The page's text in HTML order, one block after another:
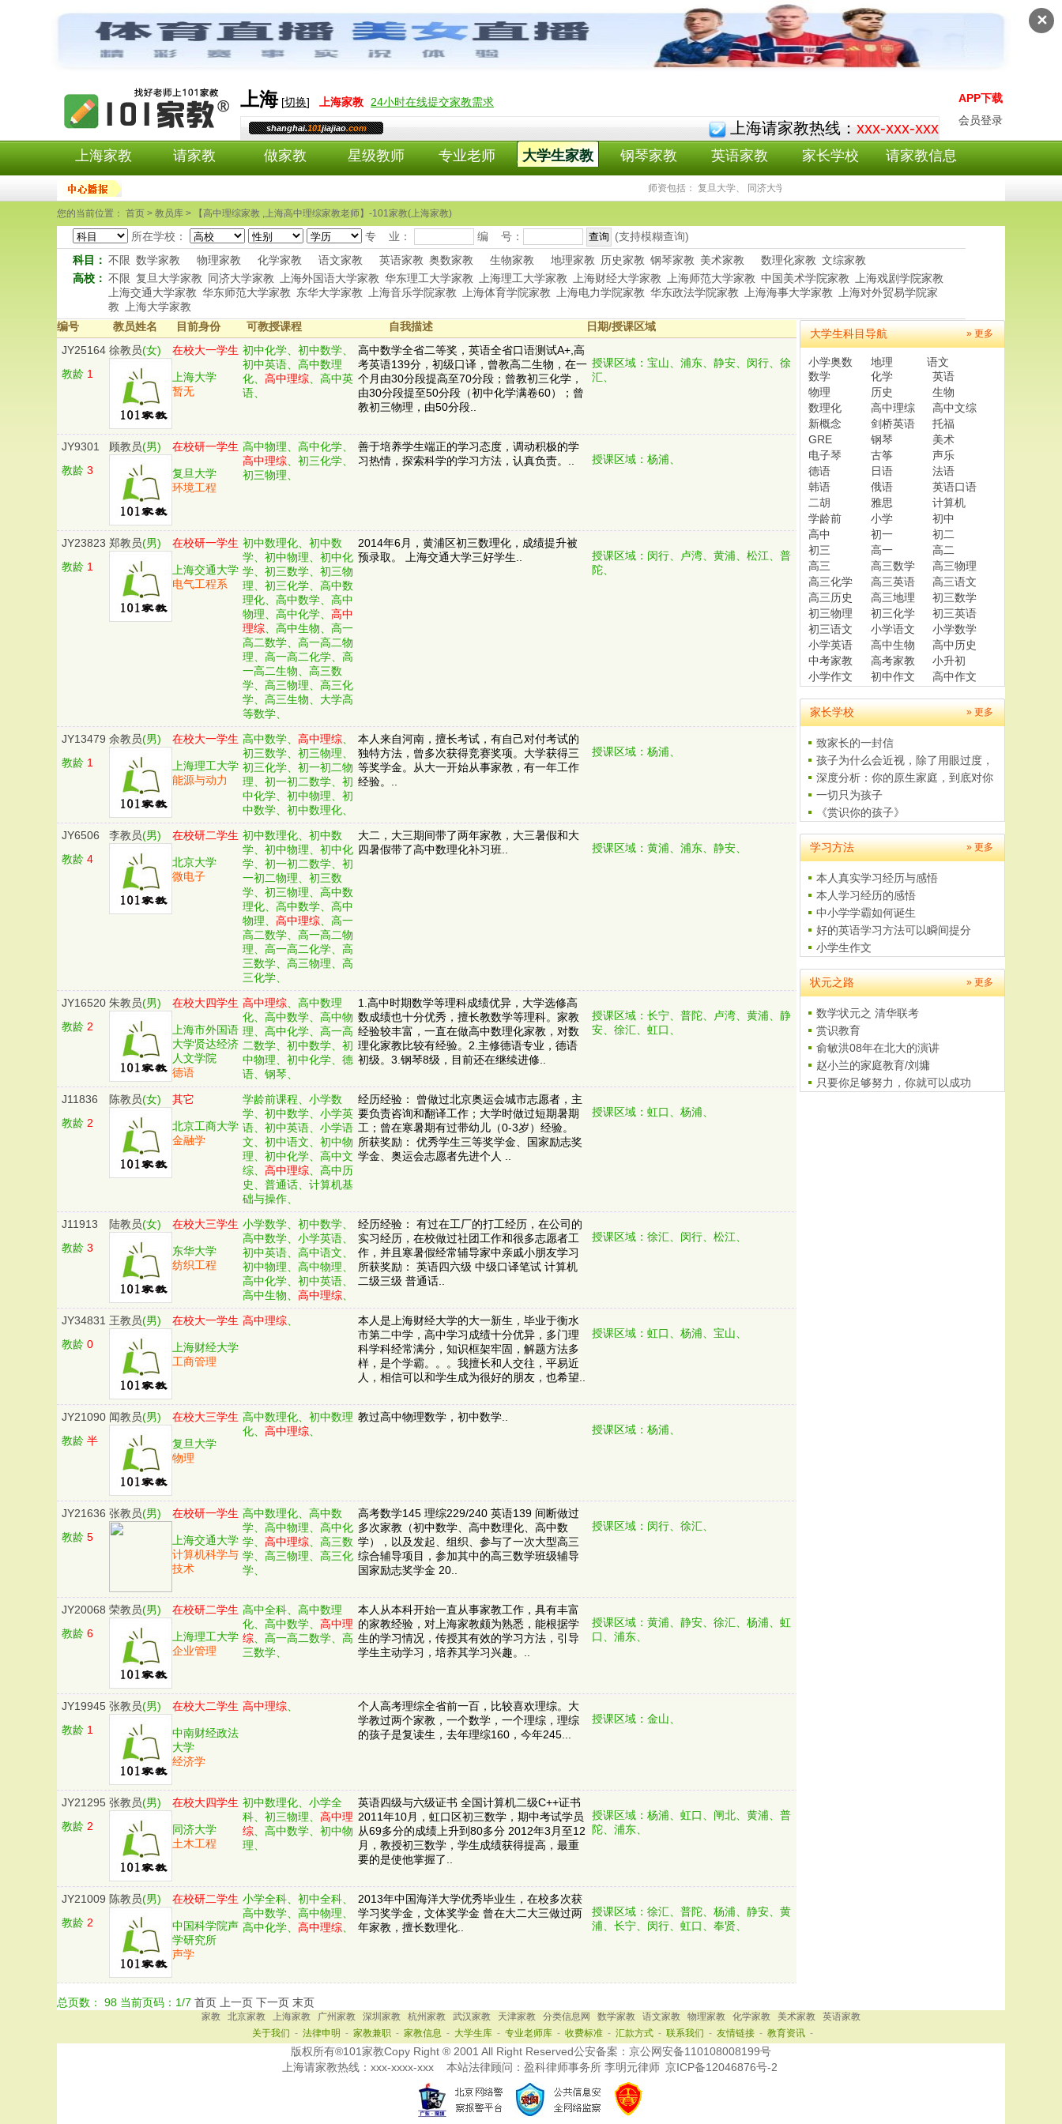
✕
上海[切换] 上海家教 24小时在线提交家教需求
shanghai.101jiajiao.com 上海请家教热线： xxx-xxx-xxx
APP下载
会员登录
上海家教 请家教 做家教 星级教师 专业老师 大学生家教 钢琴家教 英语家教 家长学校 请家教信息
师资包括： 复旦大学、 同济大学、上海外国语大学等上海101家教为您提供高中理综家教,拥有众
您的当前位置： 首页 > 教员库 > 【高中理综家教 ,上海高中理综家教老师】-101家教(上海家教)
所在学校： 专 业： 编 号：
(支持模糊查询)
科目： 不限 数学家教 物理家教 化学家教 语文家教 英语家教 奥数家教 生物家教 地理家教 历史家教 钢琴家教 美术家教 数理化家教 文综家教
高校： 不限 复旦大学家教 同济大学家教 上海外国语大学家教 华东理工大学家教 上海理工大学家教 上海财经大学家教 上海师范大学家教 中国美术学院家教
上海戏剧学院家教
上海交通大学家教 华东师范大学家教 东华大学家教 上海音乐学院家教 上海体育学院家教 上海电力学院家教 华东政法学院家教 上海海事大学家教
上海对外贸易学院家
教
上海大学家教
编号
教员姓名 目前身份 可教授课程 自我描述
日期/授课区域
JY25164
教龄 1
徐教员(女) 在校大一学生
上海大学
暂无
初中化学、初中数学、
初中英语、高中数理
化、 高中理综 、高中英
语、
高中数学全省二等奖，英语全省口语测试A+,高
考英语139分，初级口译，曾教高二生物，在一
个月由30分段提高至70分段；曾教初三化学，
由30分段提至50分段（初中化学满卷60）；曾
教初三物理，由50分段..
授课区域：宝山、浦东、静安、闵行、徐
汇、
JY9301
教龄 3
顾教员(男) 在校研一学生
复旦大学
环境工程
高中物理、高中化学、
高中理综 、初三化学、
初三物理、
善于培养学生端正的学习态度，调动积极的学
习热情，探索科学的学习方法，认真负责。..
授课区域：杨浦、
JY23823
教龄 1
郑教员(男) 在校研一学生
上海交通大学
电气工程系
初中数理化、初中数
学、初中物理、初中化
学、初三数学、初三物
理、初三化学、高中数
理化、高中数学、高中
物理、高中化学、 高中
理综 、高中生物、高一
高二数学、高一高二物
理、高一高二化学、高
一高二生物、高三数
学、高三物理、高三化
学、高三生物、大学高
等数学、
2014年6月，黄浦区初三数理化，成绩提升被
预录取。 上海交通大学三好学生..
授课区域：闵行、卢湾、黄浦、松江、普
陀、
JY13479
教龄 1
余教员(男) 在校大一学生
上海理工大学
能源与动力
高中数学、 高中理综
初三数学、初三物理、
初三化学、初一初二物
理、初一初二数学、初
中化学、初中物理、初
中数学、初中数理化、
本人来自河南，擅长考试，有自己对付考试的
独特方法，曾多次获得竞赛奖项。大学获得三
等奖学金。从大一开始从事家教，有一年工作
经验。..
授课区域：杨浦、
JY6506
教龄 4
李教员(男) 在校研二学生
北京大学
微电子
初中数理化、初中数
学、初中物理、初中化
学、初一初二数学、初
一初二物理、初三数
学、初三物理、高中数
理化、高中数学、高中
物理、 高中理综 、高一
高二数学、高一高二物
理、高一高二化学、高
三数学、高三物理、高
三化学、
大二，大三期间带了两年家教，大三暑假和大
四暑假带了高中数理化补习班..
授课区域：黄浦、浦东、静安、
JY16520
教龄 2
朱教员(男) 在校大四学生
上海市外国语
大学贤达经济
人文学院
德语
高中理综 、高中数理
化、高中数学、高中物
理、高中化学、高一高
二数学、初中数学、初
中物理、初中化学、德
语、钢琴、
1.高中时期数学等理科成绩优异，大学选修高
数成绩也十分优秀，擅长教数学等理科。家教
经验较丰富，一直在做高中数理化家教，对数
理化家教比较有经验。2.主修德语专业，德语
初级。3.钢琴8级，目前还在继续进修..
授课区域：长宁、普陀、卢湾、黄浦、静
安、徐汇、虹口、
J11836
教龄 2
陈教员(女) 其它
北京工商大学
金融学
学龄前课程、小学数
学、初中数学、小学英
语、初中英语、小学语
文、初中语文、初中物
理、初中化学、高中文
综、 高中理综 、高中历
史、普通话、计算机基
础与操作、
经历经验： 曾做过北京奥运会城市志愿者，主
要负责咨询和翻译工作；大学时做过短期暑期
工；曾在寒暑期有过带幼儿（0-3岁）经验。
所获奖励： 优秀学生三等奖学金、国家励志奖
学金、奥运会志愿者先进个人 ..
授课区域：虹口、杨浦、
J11913
教龄 3
陆教员(女) 在校大三学生
东华大学
纺织工程
小学数学、初中数学、
高中数学、小学英语、
初中英语、高中语文、
初中物理、高中物理、
高中化学、初中英语、
高中生物、 高中理综
经历经验： 有过在工厂的打工经历，在公司的
实习经历，在校做过社团工作和很多志愿者工
作，并且寒暑假经常辅导家中亲戚小朋友学习
所获奖励： 英语四六级 中级口译笔试 计算机
二级三级 普通话..
授课区域：徐汇、闵行、松江、
JY34831
教龄 0
王教员(男) 在校大一学生
上海财经大学
工商管理
高中理综
本人是上海财经大学的大一新生，毕业于衡水
市第二中学，高中学习成绩十分优异，多门理
科学科经常满分，知识框架牢固，解题方法多
样，是个学霸。。。我擅长和人交往，平易近
人，相信可以和学生成为很好的朋友，也希望..
授课区域：虹口、杨浦、宝山、
JY21090
教龄 半
闻教员(男) 在校大三学生
复旦大学
物理
高中数理化、初中数理
化、 高中理综
教过高中物理数学，初中数学..
授课区域：杨浦、
JY21636
教龄 5
张教员(男) 在校研一学生
上海交通大学
计算机科学与
技术
高中数理化、高中数
学、高中物理、高中化
学、 高中理综 、高三数
学、高三物理、高三化
学、
高考数学145 理综229/240 英语139 间断做过
多次家教（初中数学、高中数理化、高中数
学），以及发起、组织、参与了一次大型高三
综合辅导项目，参加其中的高三数学班级辅导
国家励志奖学金 20..
授课区域：闵行、徐汇、
JY20068
教龄 6
荣教员(男) 在校研二学生
上海理工大学
企业管理
高中全科、高中数理
化、高中数学、 高中理
综 、高一高二数学、高
三数学、
本人从本科开始一直从事家教工作，具有丰富
的家教经验，对上海家教颇为熟悉，能根据学
生的学习情况，传授其有效的学习方法，引导
学生主动学习，培养其学习兴趣。..
授课区域：黄浦、静安、徐汇、杨浦、虹
口、浦东、
JY19945
教龄 1
张教员(男) 在校大二学生
中南财经政法
大学
经济学
高中理综
个人高考理综全省前一百，比较喜欢理综。大
学教过两个家教，一个数学，一个理综，理综
的孩子是复读生，去年理综160，今年245...
授课区域：金山、
JY21295
教龄 2
张教员(男) 在校大四学生
同济大学
土木工程
初中数理化、小学全
科、初三物理、 高中理
综 、高中数学、初中物
理、
英语四级与六级证书 全国计算机二级C++证书
2011年10月，虹口区初三数学，期中考试学员
从69多分的成绩上升到80多分 2012年3月至12
月，教授初三数学，学生成绩获得提高，最重
要的是使他掌握了..
授课区域：杨浦、虹口、闸北、黄浦、普
陀、浦东、
JY21009
教龄 2
陈教员(男) 在校研二学生
中国科学院声
学研究所
声学
小学全科、初中全科、
高中数学、高中物理、
高中化学、 高中理综
2013年中国海洋大学优秀毕业生，在校多次获
学习奖学金，文体奖学金 曾在大二大三做过两
年家教，擅长数理化..
授课区域：徐汇、普陀、杨浦、静安、黄
浦、长宁、闵行、虹口、奉贤、
总页数： 98 当前页码： 1/7 首页 上一页 下一页 末页
» 更多
大学生科目导航
小学奥数 地理
语文
数学
化学
英语
物理
历史
生物
数理化
高中理综
高中文综
新概念
剑桥英语
托福
GRE
钢琴
美术
电子琴
古筝
声乐
德语
日语
法语
韩语
俄语
英语口语
二胡
雅思
计算机
学龄前
小学
初中
高中
初一
初二
初三
高一
高二
高三
高三数学
高三物理
高三化学
高三英语
高三语文
高三历史
高三地理
初三数学
初三物理
初三化学
初三英语
初三语文
小学语文
小学数学
小学英语
高中生物
高中历史
中考家教
高考家教
小升初
小学作文
初中作文 高中作文
» 更多
家长学校
致家长的一封信
孩子为什么会近视，除了用眼过度，
这..深度分析：你的原生家庭，到底对你
有..一切只为孩子
《赏识你的孩子》
给学生家长的一封信
» 更多
学习方法
本人真实学习经历与感悟
本人学习经历的感悟
中小学学霸如何诞生
好的英语学习方法可以瞬间提分
小学生作文
4至5岁儿童美术培养计划
» 更多
状元之路
数学状元之 清华联考
赏识教育
俞敏洪08年在北大的演讲
赵小兰的家庭教育/刘墉
只要你足够努力，你就可以成功
家教 北京家教 上海家教 广州家教 深圳家教 杭州家教 武汉家教 天津家教 分类信息网 数学家教 语文家教 物理家教 化学家教 美术家教
英语家教
关于我们 - 法律申明 - 家教兼职 - 家教信息 - 大学生库 - 专业老师库 - 收费标准 - 汇款方式 - 联系我们 - 友情链接 - 教育资讯 -
版权所有®101家教Copy Right ® 2001 All Right Reserved公安备案：京公网安备110108008199号
上海请家教热线： xxx-xxxx-xxx 本站法律顾问：盈科律师事务所 李明元律师 京ICP备12046876号-2